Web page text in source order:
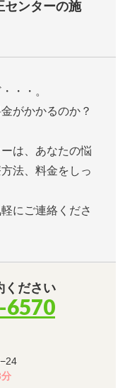
センターの施
・・。
がかかるのか？
は、あなたの悩
法、料金をしっ
にご連絡くださ
ください
6570